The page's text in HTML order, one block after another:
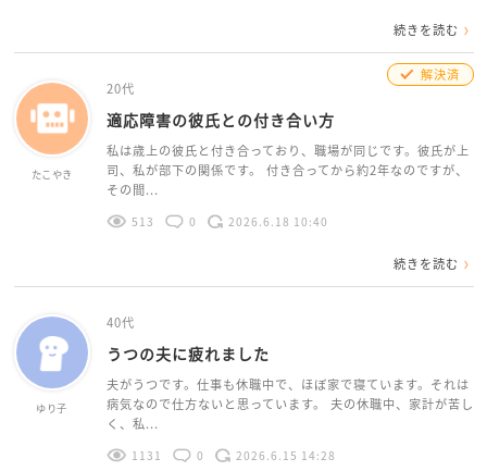
続きを読む
たこやき
解決済
20代
適応障害の彼氏との付き合い方
私は歳上の彼氏と付き合っており、職場が同じです。彼氏が上
司、私が部下の関係です。 付き合ってから約2年なのですが、
その間...
513 0 2026.6.18 10:40
続きを読む
ゆり子
40代
うつの夫に疲れました
夫がうつです。仕事も休職中で、ほぼ家で寝ています。それは
病気なので仕方ないと思っています。 夫の休職中、家計が苦し
く、私...
1131 0 2026.6.15 14:28